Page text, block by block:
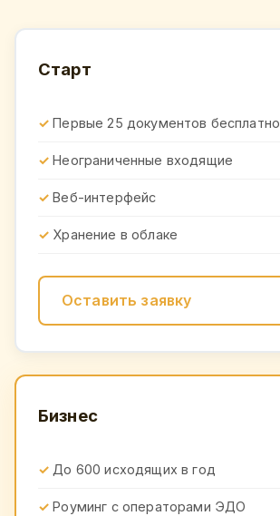
Старт
Первые 25 документов бесплатно
Неограниченные входящие
Веб-интерфейс
Хранение в облаке
Оставить заявку
Бизнес
До 600 исходящих в год
Роуминг с операторами ЭДО